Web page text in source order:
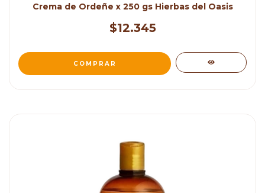
Crema de Ordeñe x 250 gs Hierbas del Oasis
$12.345